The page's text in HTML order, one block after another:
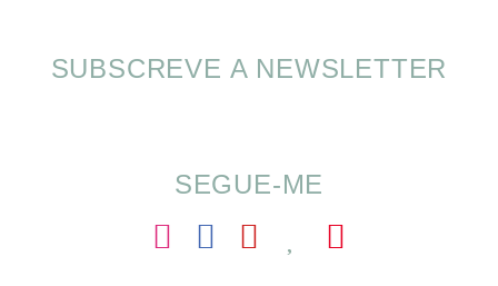
Alimentação nas férias com SOMP
SUBSCREVE A NEWSLETTER
SEGUE-ME